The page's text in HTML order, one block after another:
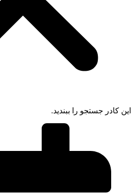
جستجو را ببندید.